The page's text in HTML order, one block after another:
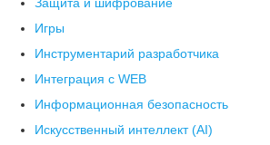
Защита и шифрование
Игры
Инструментарий разработчика
Интеграция с WEB
Информационная безопасность
Искусственный интеллект (AI)